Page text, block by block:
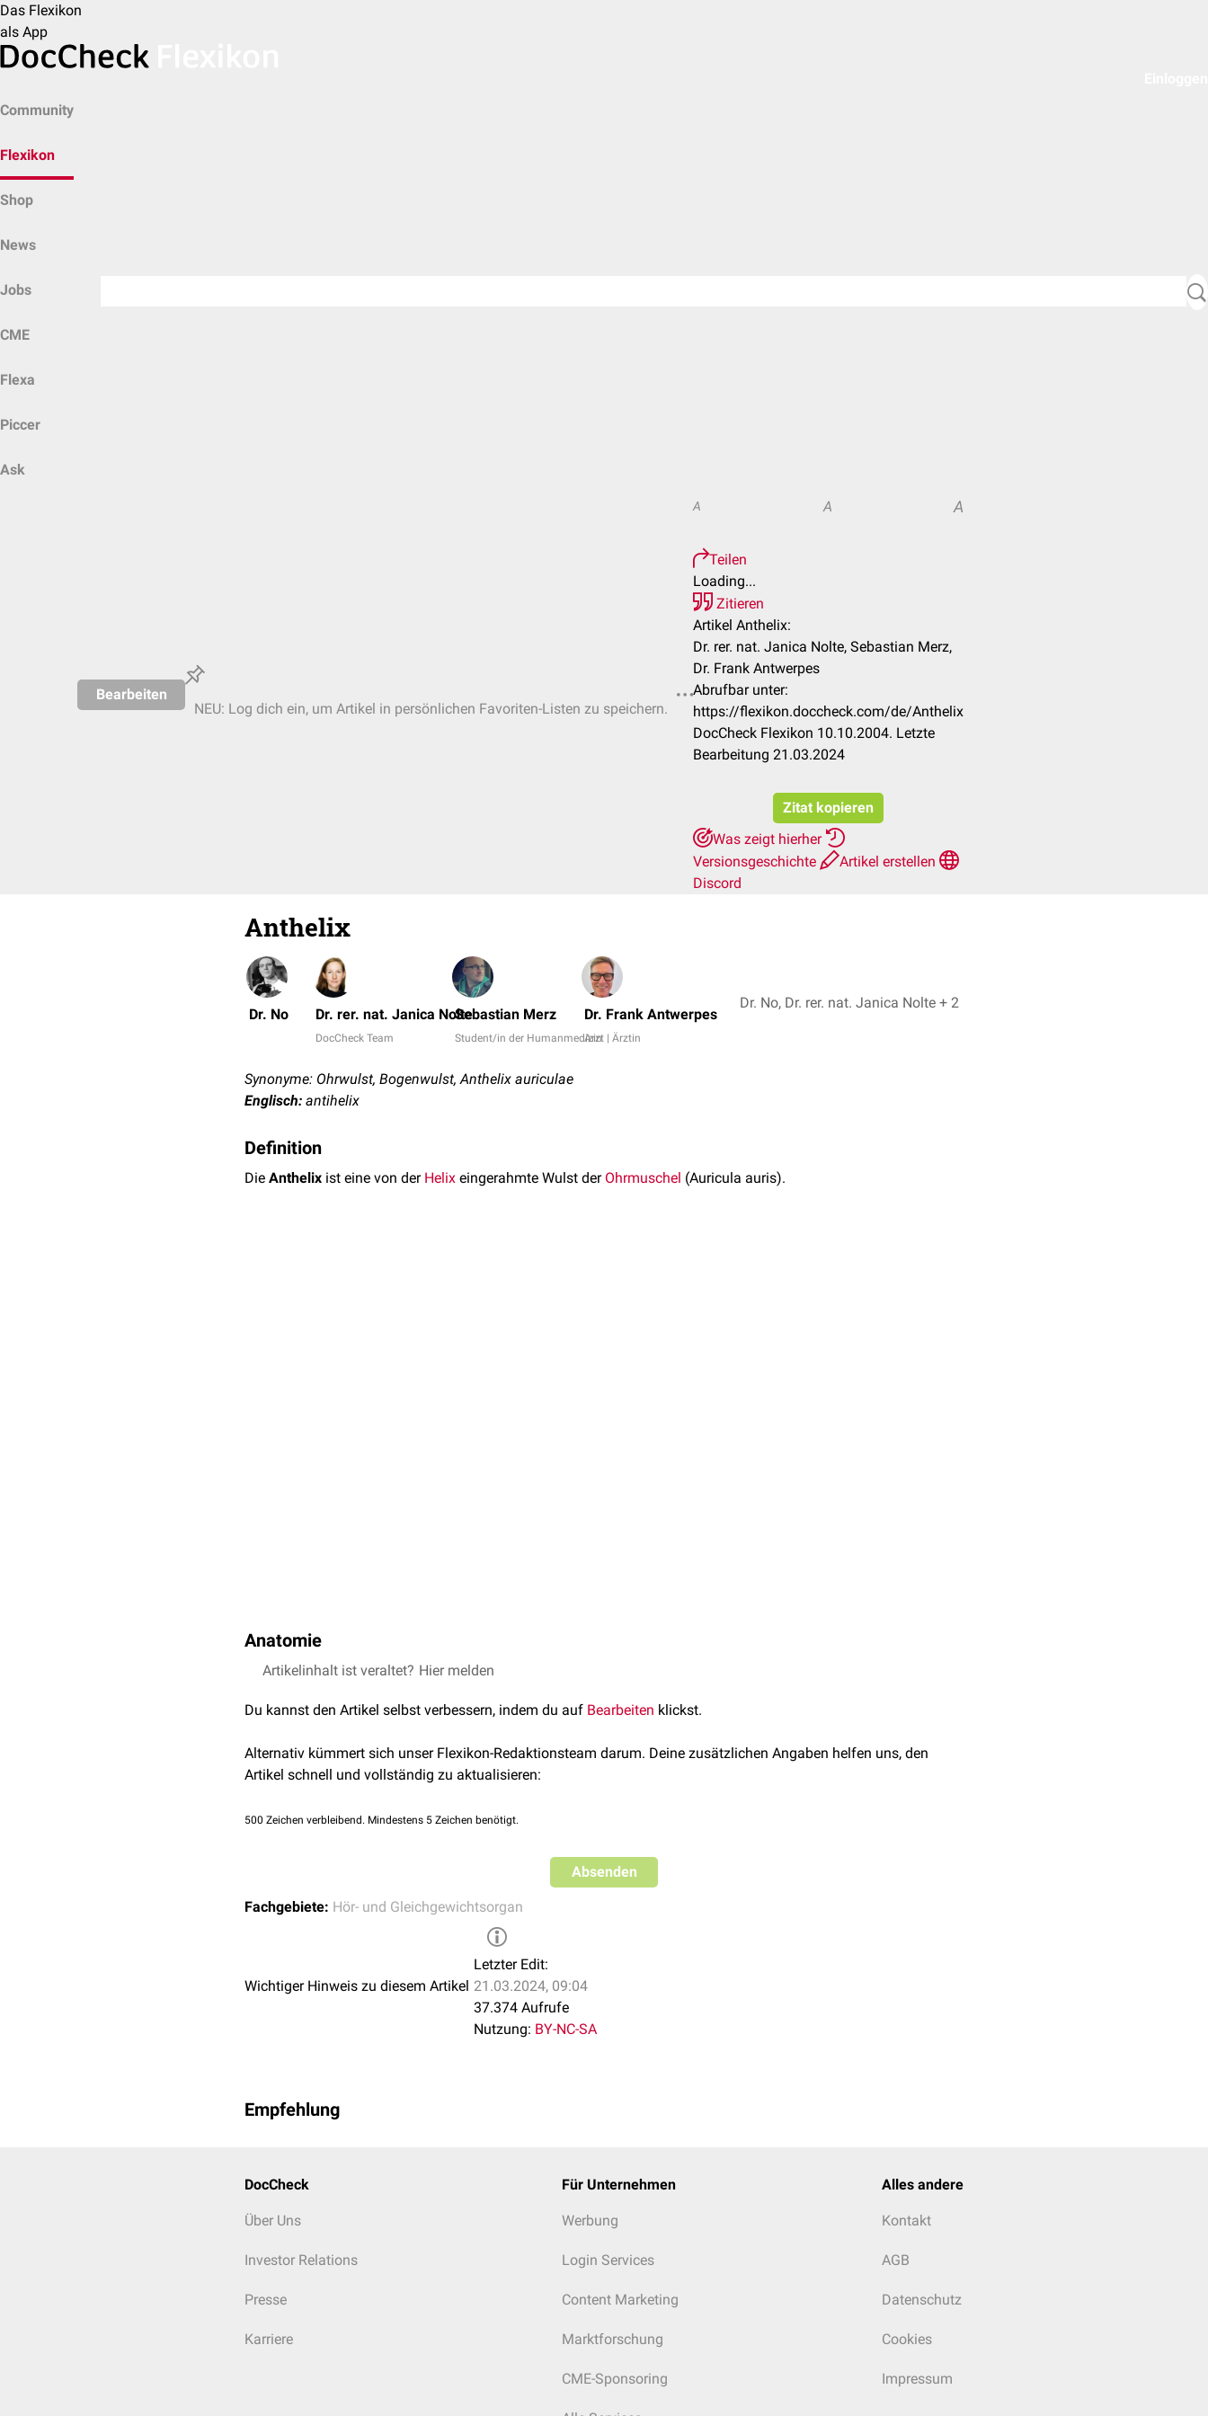
Das Flexikon
als App
Community
Flexikon
Shop
News
Jobs
CME
Flexa
Piccer
Ask
Bearbeiten
NEU: Log dich ein, um Artikel in persönlichen Favoriten-Listen zu speichern.
A A A
Teilen
Loading...
Zitieren
Artikel Anthelix:
Dr. rer. nat. Janica Nolte, Sebastian Merz,
Dr. Frank Antwerpes
Abrufbar unter:
https://flexikon.doccheck.com/de/Anthelix
DocCheck Flexikon 10.10.2004. Letzte
Bearbeitung 21.03.2024
Zitat kopieren
Was zeigt hierher
Versionsgeschichte
Artikel erstellen
Discord
Anthelix
Dr. No Dr. rer. nat. Janica Nolte
DocCheck Team
Sebastian Merz
Student/in der Humanmedizin
Dr. Frank Antwerpes
Arzt | Ärztin
Dr. No, Dr. rer. nat. Janica Nolte + 2
Synonyme: Ohrwulst, Bogenwulst, Anthelix auriculae
Englisch: antihelix
Definition
Die Anthelix ist eine von der Helix eingerahmte Wulst der Ohrmuschel (Auricula auris).
Anatomie
An ihrem kranialen Ende teilt sich die Anthelix in zwei getrennte Falten, die obere (Crus superius anthelicis) und
triangularis.
Artikelinhalt ist veraltet? Hier melden
Du kannst den Artikel selbst verbessern, indem du auf Bearbeiten klickst.
Alternativ kümmert sich unser Flexikon-Redaktionsteam darum. Deine zusätzlichen Angaben helfen uns, den
Artikel schnell und vollständig zu aktualisieren:
500 Zeichen verbleibend. Mindestens 5 Zeichen benötigt.
Absenden
Fachgebiete: Hör- und Gleichgewichtsorgan
Wichtiger Hinweis zu diesem Artikel
Letzter Edit:
21.03.2024, 09:04
37.374 Aufrufe
Nutzung: BY-NC-SA
Empfehlung
DocCheck
Über Uns
Investor Relations
Presse
Karriere
Für Unternehmen
Werbung
Login Services
Content Marketing
Marktforschung
CME-Sponsoring
Alles andere
Kontakt
AGB
Datenschutz
Cookies
Impressum